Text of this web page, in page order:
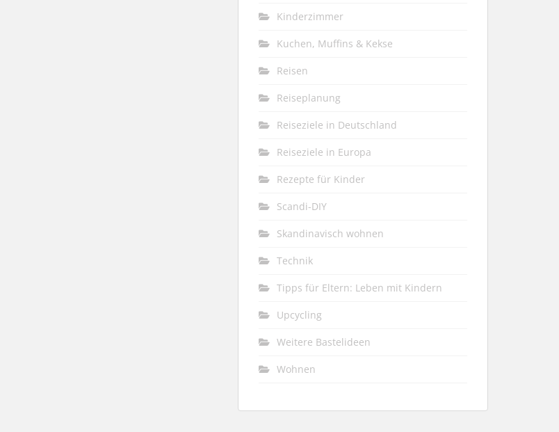
Kinderzimmer
Kuchen, Muffins & Kekse
Reisen
Reiseplanung
Reiseziele in Deutschland
Reiseziele in Europa
Rezepte für Kinder
Scandi-DIY
Skandinavisch wohnen
Technik
Tipps für Eltern: Leben mit Kindern
Upcycling
Weitere Bastelideen
Wohnen